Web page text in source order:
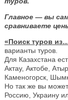
Главное — вы
сравниваете
«Поиск туров
варианты туров.
Для Казахстана
Актау, Актобе,
Каменогорск,
Но так же вы
Россию, Украину